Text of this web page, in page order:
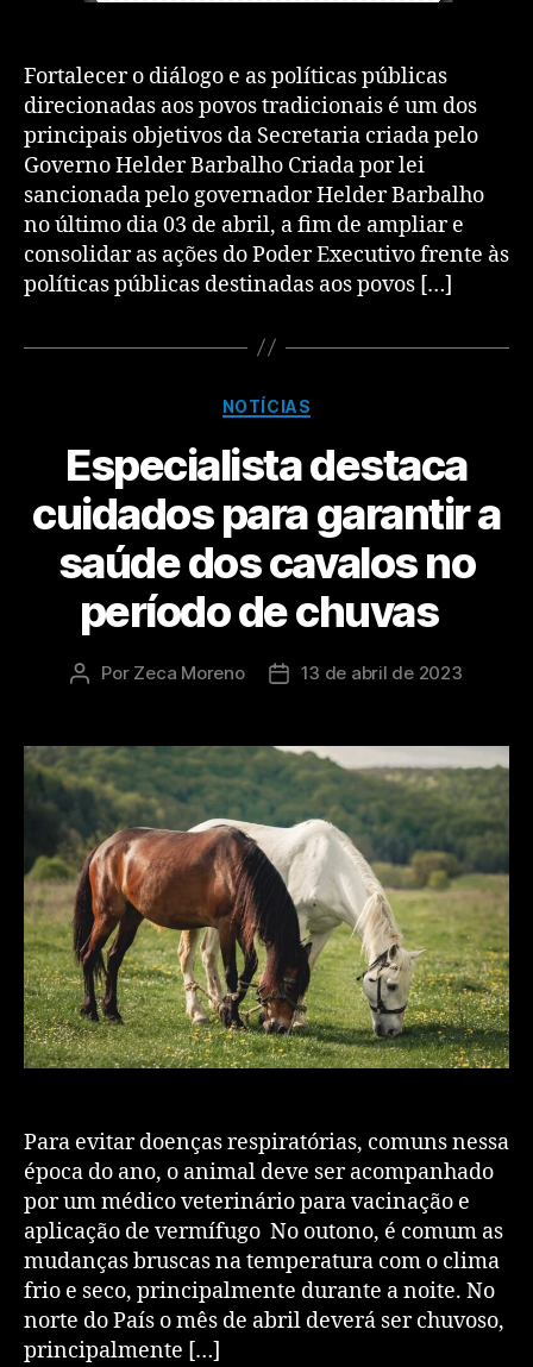
Fortalecer o diálogo e as políticas públicas
direcionadas aos povos tradicionais é um dos
principais objetivos da Secretaria criada pelo
Governo Helder Barbalho Criada por lei
sancionada pelo governador Helder Barbalho
no último dia 03 de abril, a fim de ampliar e
consolidar as ações do Poder Executivo frente às
políticas públicas destinadas aos povos […]
NOTÍCIAS
Especialista destaca
cuidados para garantir a
saúde dos cavalos no
período de chuvas
Por Zeca Moreno 13 de abril de 2023
Para evitar doenças respiratórias, comuns nessa
época do ano, o animal deve ser acompanhado
por um médico veterinário para vacinação e
aplicação de vermífugo No outono, é comum as
mudanças bruscas na temperatura com o clima
frio e seco, principalmente durante a noite. No
norte do País o mês de abril deverá ser chuvoso,
principalmente […]